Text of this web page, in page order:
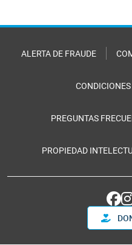
ALERTA DE FRAUDE
PREGUNTAS
PROPIEDAD